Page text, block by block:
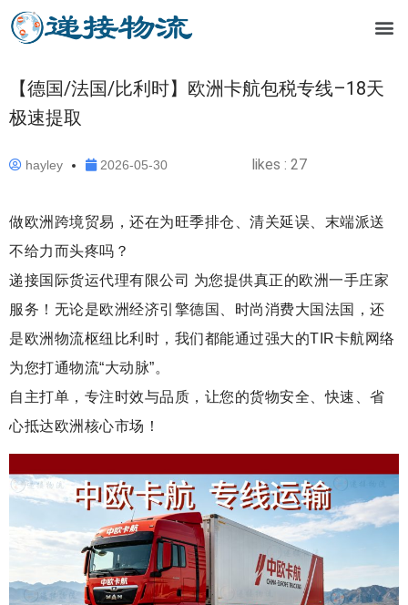
【德国/法国/比利时】欧洲卡航包税专线–18天
极速提取
hayley 2026-05-30 likes :27
做欧洲跨境贸易，还在为旺季排仓、清关延误、末端派送
不给力而头疼吗？
递接国际货运代理有限公司 为您提供真正的欧洲一手庄家
服务！无论是欧洲经济引擎德国、时尚消费大国法国，还
是欧洲物流枢纽比利时，我们都能通过强大的TIR卡航网络
为您打通物流“大动脉”。
自主打单，专注时效与品质，让您的货物安全、快速、省
心抵达欧洲核心市场！